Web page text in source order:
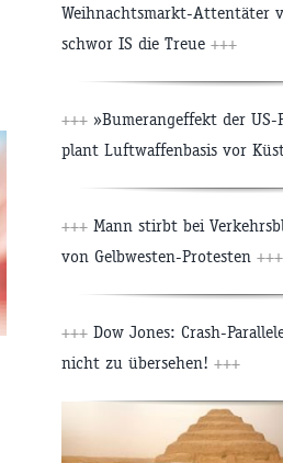
Weihnachtsmarkt-Attentäter
schwor IS die Treue +++
+++ »Bumerangeffekt der
plant Luftwaffenbasis vor
+++ Mann stirbt bei
von Gelbwesten-Protesten +++
+++ Dow Jones: Crash-
nicht zu übersehen! +++